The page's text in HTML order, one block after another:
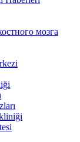
мозга